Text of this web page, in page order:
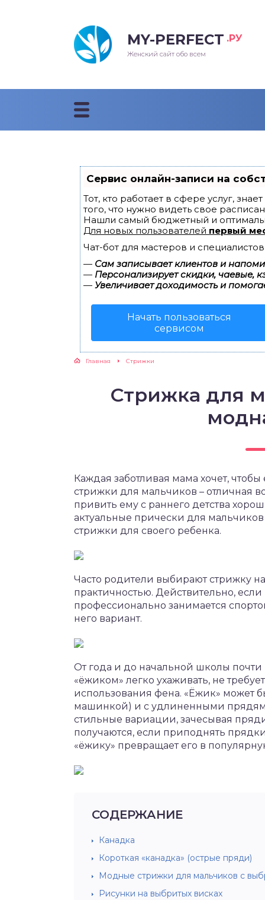
MY-PERFECT .РУ
Женский сайт обо всем
Сервис онлайн-записи на
Тот, кто работает в сфере услуг,
того, что нужно видеть свое
Нашли самый бюджетный и
Для новых пользователей первый
Чат-бот для мастеров и
— Сам записывает клиентов и
— Персонализирует скидки, чаевые,
— Увеличивает доходимость и
Начать пользоваться
сервисом
Главная Cтрижки
Стрижка для
Каждая заботливая мама хочет,
стрижки для мальчиков – отличная
привить ему с раннего детства
актуальные прически для
стрижки для своего ребенка.
Часто родители выбирают стрижку
практичностью. Действительно,
профессионально занимается
него вариант.
От года и до начальной школы почти
«ёжиком» легко ухаживать, не
использования фена. «Ёжик» может
машинкой) и с удлиненными
стильные вариации, зачесывая
получаются, если приподнять
«ёжику» превращает его в
СОДЕРЖАНИЕ
Канадка
Короткая «канадка» (острые пряди)
Модные стрижки для мальчиков с
Рисунки на выбритых висках